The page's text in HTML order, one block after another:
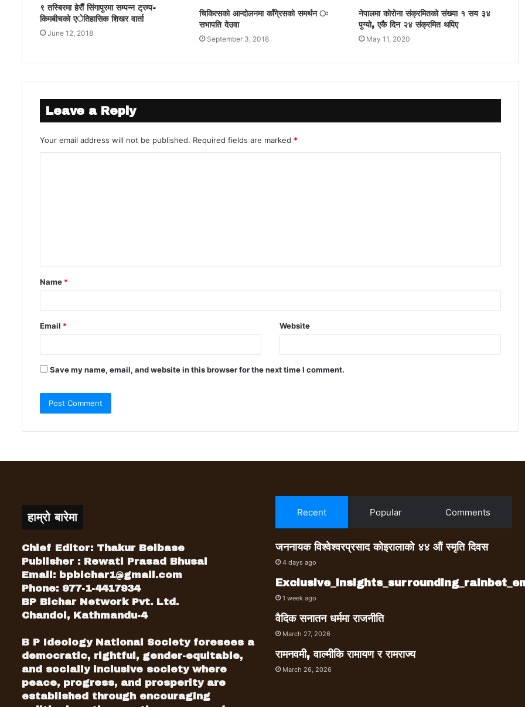
९ तस्बिरमा हेराैँ सिंगापुरमा सम्पन्न ट्रम्प-
किमबीचकाे एेतिहासिक शिखर वार्ता
June 12, 2018
चिकित्सको आन्दोलनमा काँगे्रसको समर्थन ः
सभापति देउवा
September 3, 2018
नेपालमा कोरोना संक्रमितको संख्या १ सय ३४
पुग्यो, एकै दिन २४ संक्रमित थपिए
May 11, 2020
Leave a Reply
Your email address will not be published. Required fields are marked *
Name *
Email * Website
Save my name, email, and website in this browser for the next time I comment.
हाम्रो बारेमा
Chief Editor: Thakur Belbase
Publisher : Rewati Prasad Bhusal
Email: bpbichar1@gmail.com
Phone: 977-1-4417934
BP Bichar Network Pvt. Ltd.
Chandol, Kathmandu-4
B P Ideology National Society foresees a
democratic, rightful, gender-equitable,
and socially inclusive society where
peace, progress, and prosperity are
established through encouraging
Recent Popular Comments
जननायक विश्वेश्वरप्रसाद कोइरालाको ४४ औं स्मृति दिवस
4 days ago
1 week ago
वैदिक सनातन धर्ममा राजनीति
March 27, 2026
रामनवमी, वाल्मीकि रामायण र रामराज्य
March 26, 2026